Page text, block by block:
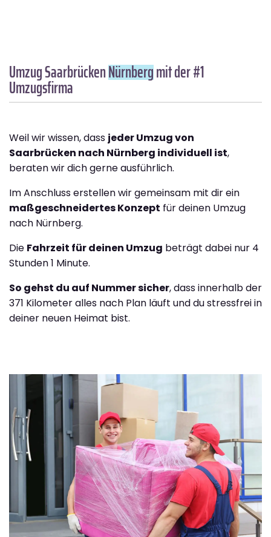
Umzug SaarbrückenNürnbergmit der #1
Umzugsfirma
Weil wir wissen, dass jeder Umzug von
Saarbrücken nach Nürnberg individuell ist,
beraten wir dich gerne ausführlich.
Im Anschluss erstellen wir gemeinsam mit dir ein
maßgeschneidertes Konzept für deinen Umzug
nach Nürnberg.
Die Fahrzeit für deinen Umzug beträgt dabei nur 4
Stunden 1 Minute.
So gehst du auf Nummer sicher, dass innerhalb der
371 Kilometer alles nach Plan läuft und du stressfrei in
deiner neuen Heimat bist.